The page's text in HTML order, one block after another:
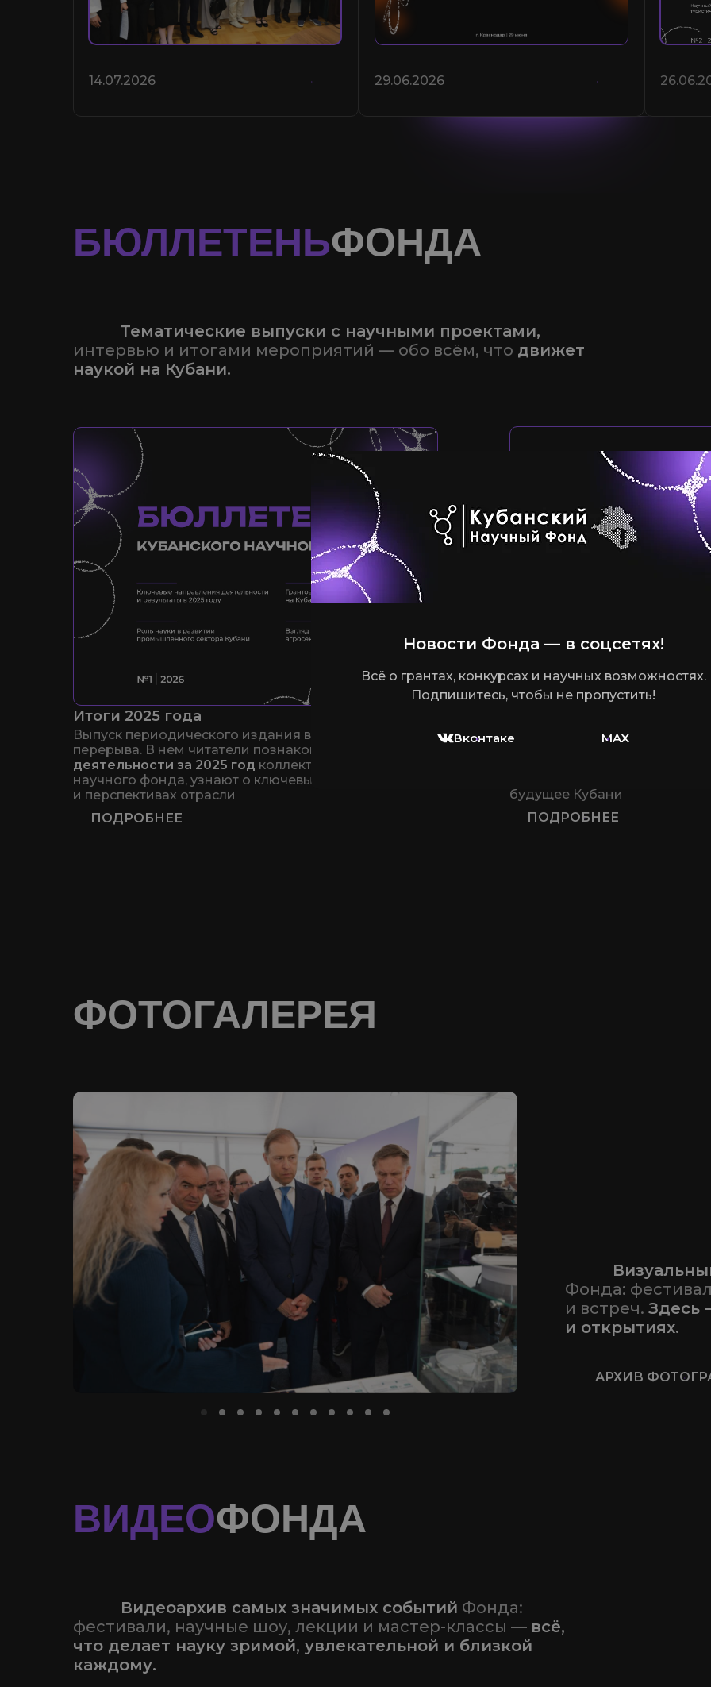
ВИДЕОФОНДА
АРХИВ
ФОТОГАЛЕРЕЯ
Итоги 2025 года
Выпуск периодического издания возобновлен после
перерыва. В нем читатели познакомятся с
деятельности за 2025 год коллектива Кубанского
научного фонда, узнают о ключевых новостях науки
и перспективах отрасли
ПОДРОБНЕЕ
Об итогах деятельности
будущее Кубани
ПОДРОБНЕЕ
БЮЛЛЕТЕНЬФОНДА
Тематические выпуски с научными проектами,
интервью и итогами мероприятий — обо всём, что движет
наукой на Кубани.
Видеоархив самых значимых событий Фонда:
фестивали, научные шоу, лекции и мастер-классы — всё,
что делает науку зримой, увлекательной и близкой
каждому.
Фонда:
и встреч. Здесь
и открытиях.
14.07.2026 29.06.2026
Новости Фонда — в соцсетях!
Всё о грантах, конкурсах и научных возможностях.
Подпишитесь, чтобы не пропустить!
Вконтаке MAX